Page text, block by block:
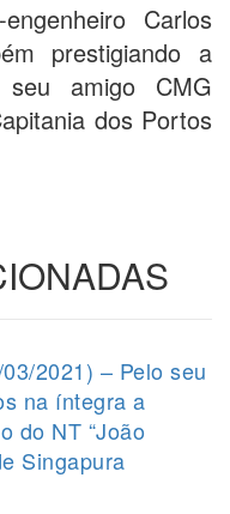
Carlos
prestigiando a
amigo CMG
dos Portos
2021) – Pelo seu
na íntegra a
do NT “João
Singapura